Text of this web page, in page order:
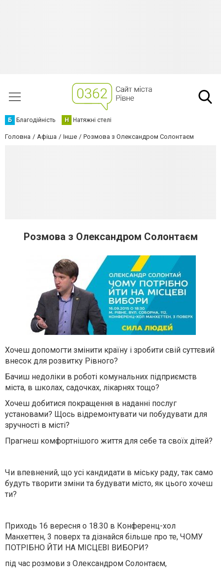
Б Благодійність Н Натяжні стелі
Головна Афіша Інше Розмова з Олександром Солонтаєм
Розмова з Олександром Солонтаєм
Хочеш допомогти змінити країну і зробити свій суттєвий
внесок для розвитку Рівного?
Бачиш недоліки в роботі комунальних підприємств
міста, в школах, садочках, лікарнях тощо?
Хочеш добитися покращення в наданні послуг
установами? Щось відремонтувати чи побудувати для
зручності в місті?
Прагнеш комфортнішого життя для себе та своїх дітей?
Чи впевнений, що усі кандидати в міську раду, так само
будуть творити зміни та будувати місто, як цього хочеш
ти?
Приходь 16 вересня о 18.30 в Конференц-хол
Манхеттен, 3 поверх та дізнайся більше про те, ЧОМУ
ПОТРІБНО ЙТИ НА МІСЦЕВІ ВИБОРИ?
під час розмови з Олександром Солонтаєм,